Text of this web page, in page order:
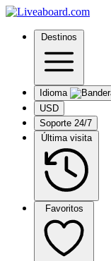
Destinos
Idioma
USD
Soporte 24/7
Última visita
Favoritos